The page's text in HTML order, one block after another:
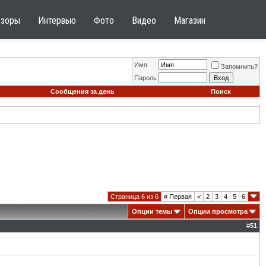
Интервью Фото Видео Магазин
Имя
Запомнить?
Пароль
Сообщения за день
Поиск
Страница 6 из 6 « Первая < 2 3 4 5 6
Опции темы
Опции просмотра
#51